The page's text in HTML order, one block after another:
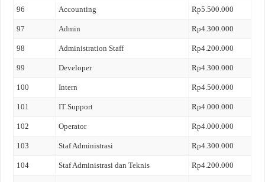
96 Accounting Rp5.500.000
97 Admin Rp4.300.000
98 Administration Staff Rp4.200.000
99 Developer Rp4.300.000
100 Intern Rp4.500.000
101 IT Support Rp4.000.000
102 Operator Rp4.000.000
103 Staf Administrasi Rp4.300.000
104 Staf Administrasi dan Teknis Rp4.200.000